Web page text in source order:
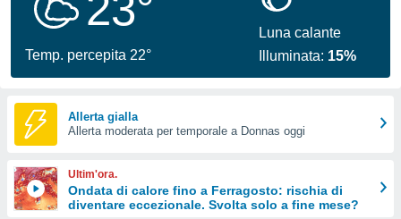
per
le
di
Web
le
Temp. percepita 22°
Luna calante
Illuminata: 15%
Allerta gialla
Allerta moderata per temporale a Donnas oggi
Ultim'ora.
Ondata di calore fino a Ferragosto: rischia di
diventare eccezionale. Svolta solo a fine mese?